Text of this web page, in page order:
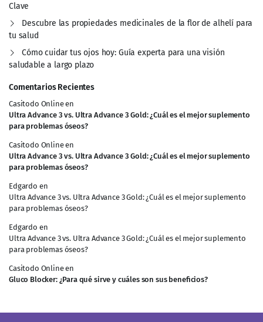
Clave
Descubre las propiedades medicinales de la flor de alhelí para
tu salud
Cómo cuidar tus ojos hoy: Guía experta para una visión
saludable a largo plazo
Comentarios Recientes
Casitodo Onlineen
Ultra Advance 3 vs. Ultra Advance 3 Gold: ¿Cuál es el mejor suplemento
para problemas óseos?
Casitodo Onlineen
Ultra Advance 3 vs. Ultra Advance 3 Gold: ¿Cuál es el mejor suplemento
para problemas óseos?
Edgardo en
Ultra Advance 3 vs. Ultra Advance 3 Gold: ¿Cuál es el mejor suplemento
para problemas óseos?
Edgardo en
Ultra Advance 3 vs. Ultra Advance 3 Gold: ¿Cuál es el mejor suplemento
para problemas óseos?
Casitodo Onlineen
Gluco Blocker: ¿Para qué sirve y cuáles son sus beneficios?